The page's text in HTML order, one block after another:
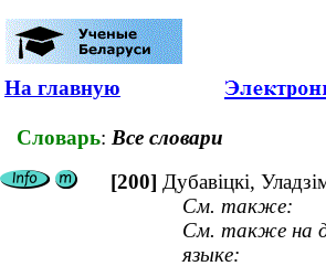
На главную
Словарь: Все словари
[200] Дубавіцкі,
См. также:
См. также на
языке: